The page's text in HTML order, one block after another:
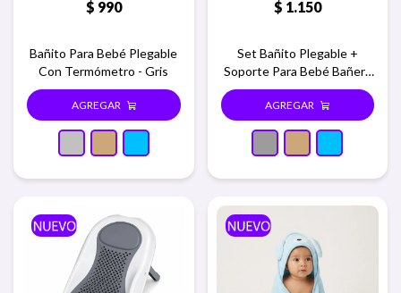
$ 990
Bañito Para Bebé Plegable
Con Termómetro - Gris
$ 1.150
Set Bañito Plegable +
Soporte Para Bebé Bañera
Rígida - Gris